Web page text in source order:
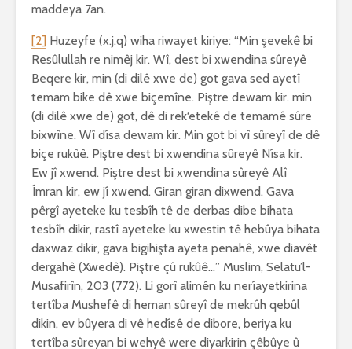
maddeya 7an.
[2] Huzeyfe (x.j.q) wiha riwayet kiriye: “Min şevekê bi
Resûlullah re nimêj kir. Wî, dest bi xwendina sûreyê
Beqere kir, min (di dilê xwe de) got gava sed ayetî
temam bike dê xwe biçemîne. Piştre dewam kir. min
(di dilê xwe de) got, dê di rek‘etekê de temamê sûre
bixwîne. Wî dîsa dewam kir. Min got bi vî sûreyî de dê
biçe rukûê. Piştre dest bi xwendina sûreyê Nîsa kir.
Ew jî xwend. Piştre dest bi xwendina sûreyê Alî
Îmran kir, ew jî xwend. Giran giran dixwend. Gava
pêrgî ayeteke ku tesbîh tê de derbas dibe bihata
tesbîh dikir, rastî ayeteke ku xwestin tê hebûya bihata
daxwaz dikir, gava bigihişta ayeta penahê, xwe diavêt
dergahê (Xwedê). Piştre çû rukûê…” Muslim, Selatu’l-
Musafirîn, 203 (772). Li gorî alimên ku nerîayetkirina
tertîba Mushefê di heman sûreyî de mekrûh qebûl
dikin, ev bûyera di vê hedîsê de dibore, beriya ku
tertîba sûreyan bi wehyê were diyarkirin çêbûye û